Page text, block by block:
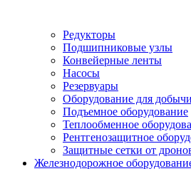
Редукторы
Подшипниковые узлы
Конвейерные ленты
Насосы
Резервуары
Оборудование для
Подъемное оборудование
Теплообменное
Рентгенозащитное
Защитные сетки от
Железнодорожное